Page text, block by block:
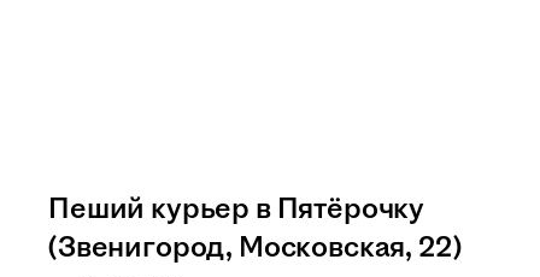
Пеший курьер в Пятёрочку
(Звенигород, Московская, 22)